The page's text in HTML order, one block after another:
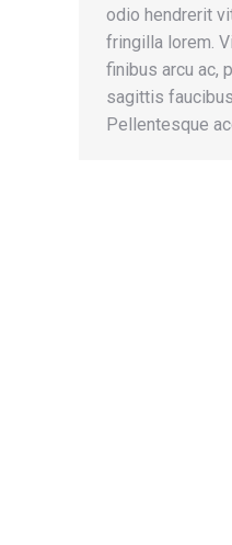
odio hendrerit
fringilla lorem.
finibus arcu ac,
sagittis
Pellentesque